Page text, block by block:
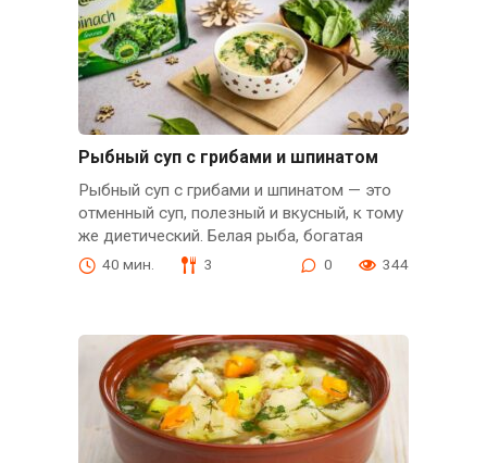
Рыбный суп с грибами и шпинатом
Рыбный суп с грибами и шпинатом — это
отменный суп, полезный и вкусный, к тому
же диетический. Белая рыба, богатая
40 мин. 3 0 344